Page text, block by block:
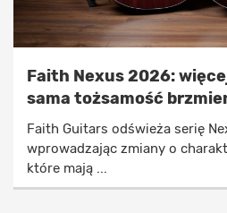
Faith Nexus 2026:
sama tożsamość
Faith Guitars odświeża serię
wprowadzając zmiany o
które mają ...